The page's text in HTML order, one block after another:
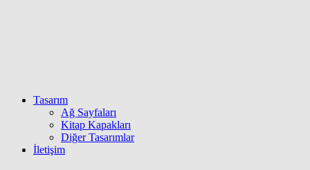
Tasarım
Ağ Sayfaları
Kitap Kapakları
Diğer Tasarımlar
İletişim